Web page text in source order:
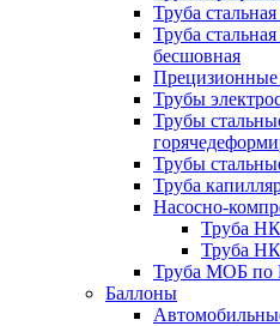
Труба
Труба
бесшовная
Трубы
Трубы
Трубы
Труба
Насосно-
Труба
Труба
Труба МОБ по
Баллоны